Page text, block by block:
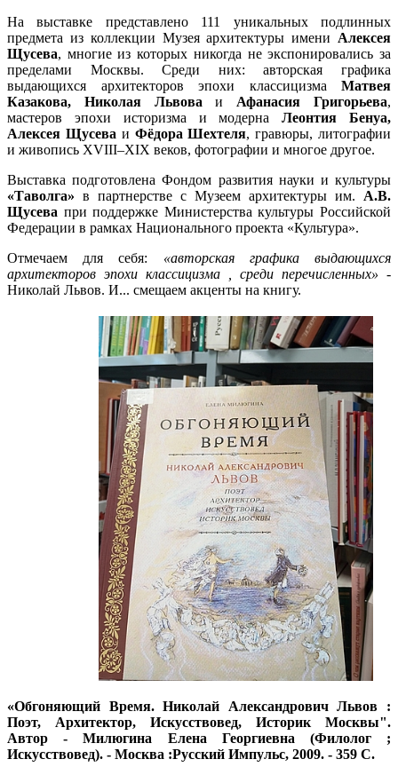
На выставке представлено 111 уникальных подлинных
предмета из коллекции Музея архитектуры имени Алексея
Щусева, многие из которых никогда не экспонировались за
пределами Москвы. Среди них: авторская графика
выдающихся архитекторов эпохи классицизма Матвея
Казакова, Николая Львова и Афанасия Григорьева,
мастеров эпохи историзма и модернаЛеонтия Бенуа,
Алексея Щусева и Фёдора Шехтеля, гравюры, литографии
и живопись XVIII–XIX веков, фотографии и многое другое.
Выставка подготовлена Фондом развития науки и культуры
«Таволга» в партнерстве с Музеем архитектуры им. А.В.
Щусева при поддержке Министерства культуры Российской
Федерации в рамках Национального проекта «Культура».
Отмечаем для себя: «авторская графика выдающихся
архитекторов эпохи классицизма , среди перечисленных» -
Николай Львов. И... смещаем акценты на книгу.
«Обгоняющий Время. Николай Александрович Львов :
Поэт, Архитектор, Искусствовед, Историк Москвы".
Автор - Милюгина Елена Георгиевна (Филолог ;
Искусствовед). - Москва :Русский Импульс, 2009. - 359 С.